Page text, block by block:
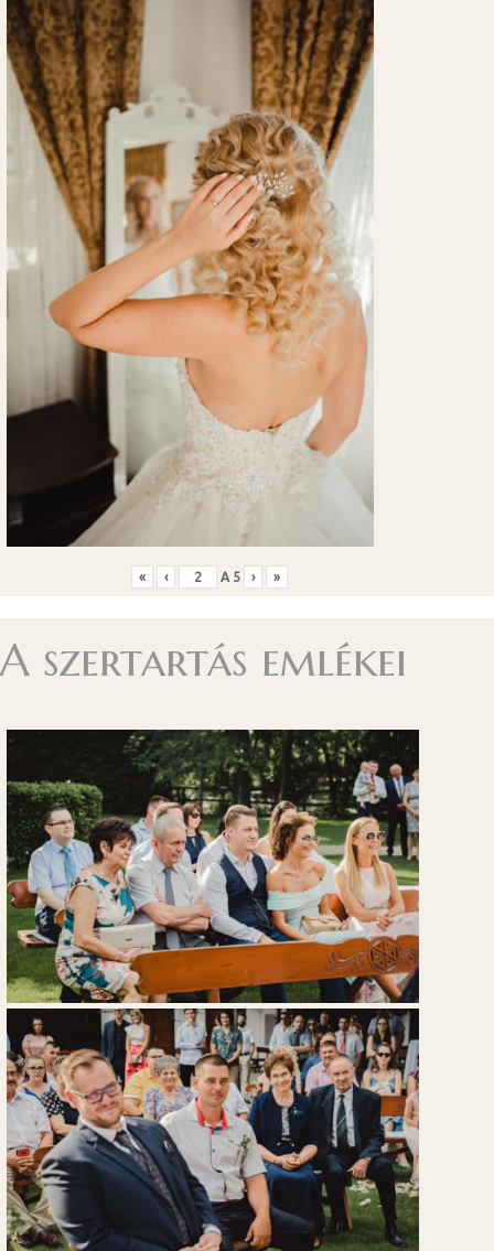
« ‹ A 5 › »
A szertartás emlékei